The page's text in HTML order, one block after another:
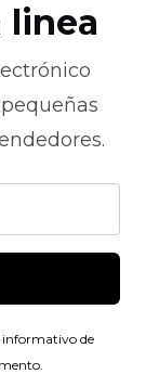
linea
de